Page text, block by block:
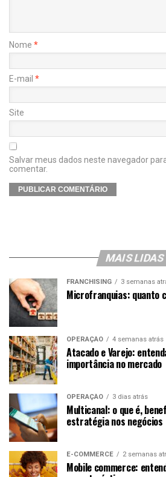
Nome *
E-mail *
Site
Salvar meus dados neste navegador
comentar.
MAIS LIDAS
FRANCHISING 3 semanas
Microfranquias: quanto
OPERAÇÃO 4 semanas atrás
Atacado e Varejo:
importância no mercado
OPERAÇÃO 3 dias atrás
Multicanal: o que é,
estratégia nos negócios
E-COMMERCE 2 semanas
Mobile commerce: